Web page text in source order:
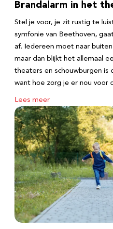
Brandalarm in het
Stel je voor, je zit rustig te
symfonie van Beethoven,
af. Iedereen moet naar
maar dan blijkt het allemaal
theaters en schouwburgen is
want hoe zorg je er nou voor
Lees meer